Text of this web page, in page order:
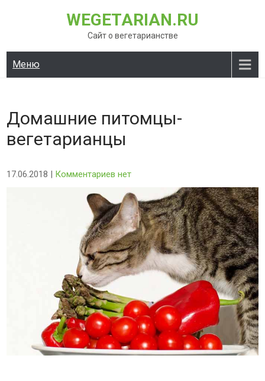
WEGETARIAN.RU
Сайт о вегетарианстве
Меню
Домашние питомцы-
вегетарианцы
17.06.2018 | Комментариев нет